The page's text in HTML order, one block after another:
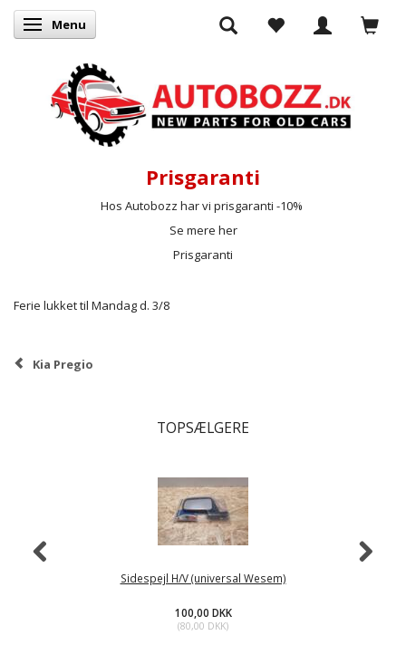
Skifte navigation
Menu
Prisgaranti
Hos Autobozz har vi prisgaranti -10%
Se mere her
Prisgaranti
Ferie lukket til Mandag d. 3/8
Kia Pregio
TOPSÆLGERE
Sidespejl H/V (universal Wesem)
100,00 DKK
(80,00 DKK)